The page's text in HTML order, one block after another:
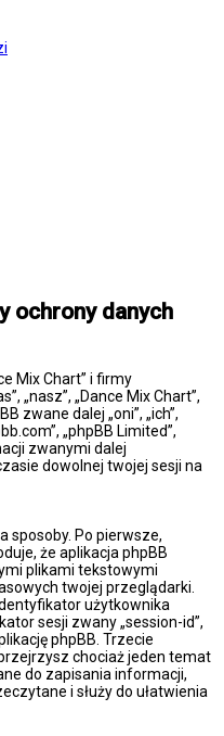
ochrony danych
Mix Chart” i firmy
„nasz”, „Dance Mix Chart”,
zwane dalej „oni”, „ich”,
„phpBB Limited”,
zwanymi dalej
dowolnej twojej sesji na
sposoby. Po pierwsze,
że aplikacja phpBB
plikami tekstowymi
twojej przeglądarki.
użytkownika
sesji zwany „session-id”,
phpBB. Trzecie
chociaż jeden temat
do zapisania informacji,
i służy do ułatwienia